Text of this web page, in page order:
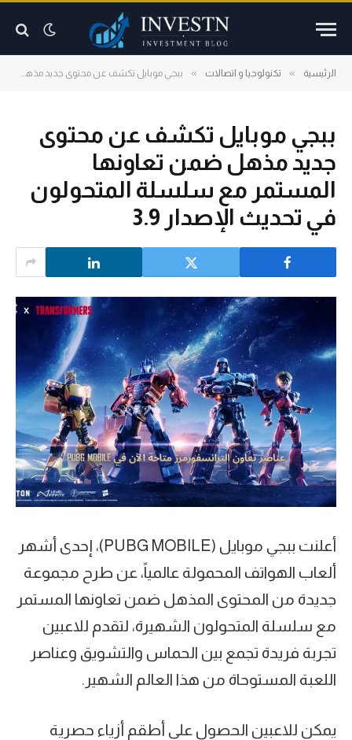
الرئيسية » تكنولوجيا و اتصالات » ببجي موبايل تكشف عن محتوى جديد مذهل ضمن تعاونها المستمر مع سلسلة المتحولون في تحديث الإصدار 3.9
ببجي موبايل تكشف عن محتوى
جديد مذهل ضمن تعاونها
المستمر مع سلسلة المتحولون
في تحديث الإصدار 3.9
أعلنت ببجي موبايل (PUBG MOBILE)، إحدى أشهر
ألعاب الهواتف المحمولة عالمياً، عن طرح مجموعة
جديدة من المحتوى المذهل ضمن تعاونها المستمر
مع سلسلة المتحولون الشهيرة، لتقدم للاعبين
تجربة فريدة تجمع بين الحماس والتشويق وعناصر
اللعبة المستوحاة من هذا العالم الشهير.
يمكن للاعبين الحصول على أطقم أزياء حصرية